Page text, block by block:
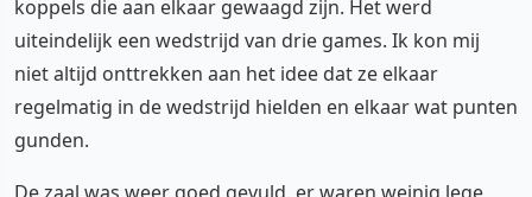
koppels die aan elkaar gewaagd zijn. Het werd
uiteindelijk een wedstrijd van drie games. Ik kon mij
niet altijd onttrekken aan het idee dat ze elkaar
regelmatig in de wedstrijd hielden en elkaar wat punten
gunden.